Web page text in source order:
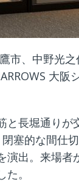
市、中野光
大
と長堀通り
塞的な間仕
演出。来場
。